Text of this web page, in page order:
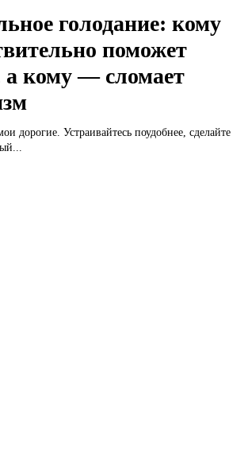
голодание: кому
поможет
а кому — сломает
дорогие. Устраивайтесь поудобнее, сделайте